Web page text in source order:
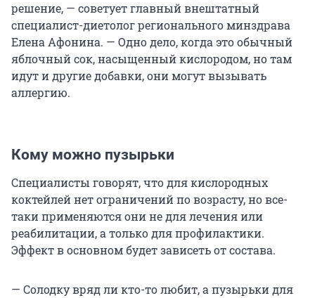
решение, — советует главный внештатный
специалист-диетолог регионального минздрава
Елена Афонина. — Одно дело, когда это обычный
яблочный сок, насыщенный кислородом, но там
идут и другие добавки, они могут вызывать
аллергию.
Кому можно пузырьки
Специалисты говорят, что для кислородных
коктейлей нет ограничений по возрасту, но все-
таки применяются они не для лечения или
реабилитации, а только для профилактики.
Эффект в основном будет зависеть от состава.
— Солодку вряд ли кто-то любит, а пузырьки для